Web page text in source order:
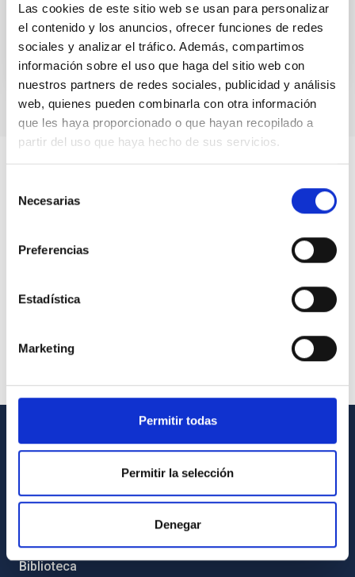
Las cookies de este sitio web se usan para personalizar
el contenido y los anuncios, ofrecer funciones de redes
sociales y analizar el tráfico. Además, compartimos
información sobre el uso que haga del sitio web con
nuestros partners de redes sociales, publicidad y análisis
web, quienes pueden combinarla con otra información
que les haya proporcionado o que hayan recopilado a
partir del uso que haya hecho de sus servicios.
Necesarias
Preferencias
Estadística
Marketing
Permitir todas
Permitir la selección
Denegar
INFORMACIÓN GENERAL
Biblioteca